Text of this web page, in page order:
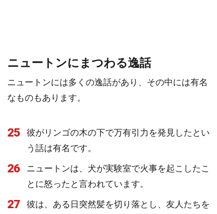
ニュートンにまつわる逸話
ニュートンには多くの逸話があり、その中には有名
なものもあります。
25
彼がリンゴの木の下で万有引力を発見したとい
う話は有名です。
26
ニュートンは、犬が実験室で火事を起こしたこ
とに怒ったと言われています。
27
彼は、ある日突然髪を切り落とし、友人たちを